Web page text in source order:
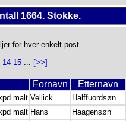
1664. Stokke.
for hver enkelt post.
14 15 ... [>>]
Fornavn Etternavn
malt Vellick
Halffuordsøn
malt Hans
Haagensøn